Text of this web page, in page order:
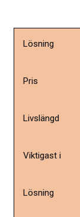
Lösning
Pris
Livslängd
Viktigast i
Lösning